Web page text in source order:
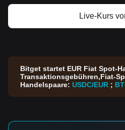
Live-Kurs
Bitget startet EUR Fiat Spot-
Transaktionsgebühren,Fiat-
Handelspaare: USDC/EUR ;